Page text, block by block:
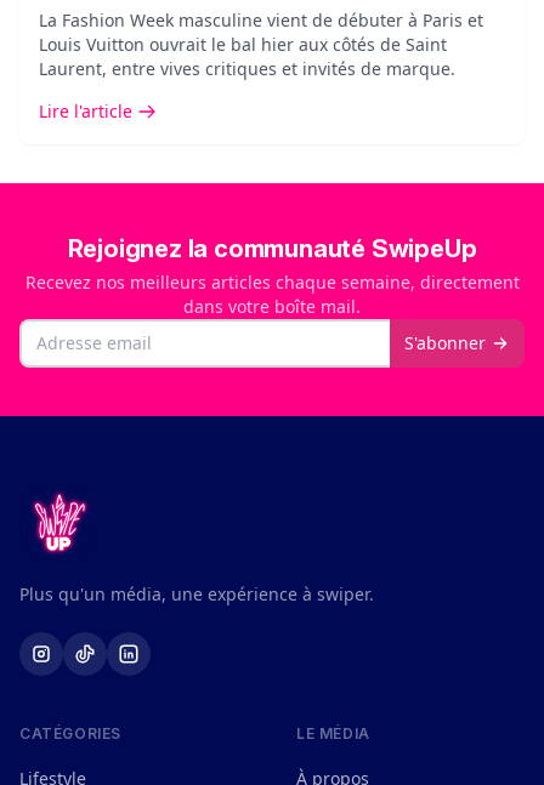
décor XXL !
La Fashion Week masculine vient de débuter à Paris et
Louis Vuitton ouvrait le bal hier aux côtés de Saint
Laurent, entre vives critiques et invités de marque.
Lire l'article
Rejoignez la communauté SwipeUp
Recevez nos meilleurs articles chaque semaine, directement
dans votre boîte mail.
Email S'abonner
Plus qu'un média, une expérience à swiper.
CATÉGORIES
Lifestyle
LE MÉDIA
À propos